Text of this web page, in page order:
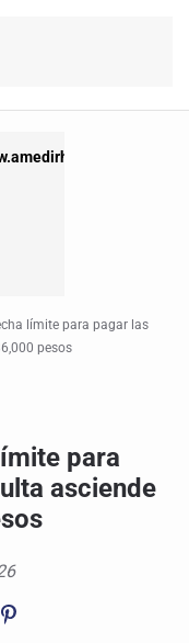
límite para pagar las
pesos
para
asciende